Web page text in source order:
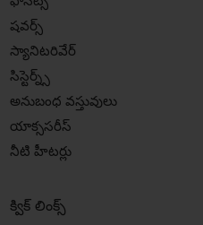
షవర్స్
స్యానిటరివేర్
సిస్టెర్న్స్
అనుబంధ వస్తువులు
యాక్ససరీస్
నీటి హీటర్లు
క్విక్ లింక్స్